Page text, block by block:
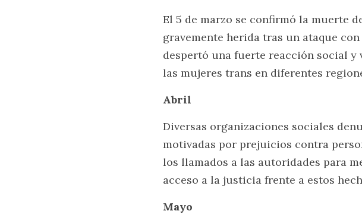
El 5 de marzo se confirmó la muerte
gravemente herida tras un ataque
despertó una fuerte reacción social y
las mujeres trans en diferentes
Abril
Diversas organizaciones sociales
motivadas por prejuicios contra
los llamados a las autoridades para
acceso a la justicia frente a estos
Mayo